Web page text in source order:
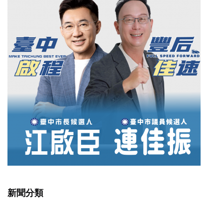
新聞分類